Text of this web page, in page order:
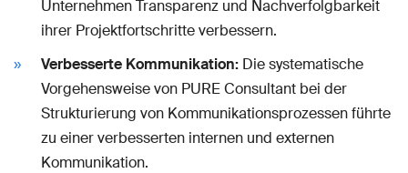
Unternehmen Transparenz und Nachverfolgbarkeit
ihrer Projektfortschritte verbessern.
Verbesserte Kommunikation: Die systematische
Vorgehensweise von PURE Consultant bei der
Strukturierung von Kommunikationsprozessen führte
zu einer verbesserten internen und externen
Kommunikation.